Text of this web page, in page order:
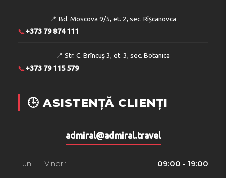
📍 Bd. Moscova 9/5, et. 2, sec. Rîșcanovca
📞+373 79 874 111
📍 Str. C. Brîncuș 3, et. 3, sec. Botanica
📞+373 79 115 579
🕒 ASISTENȚĂ CLIENȚI
admiral@admiral.travel
Luni — Vineri: 09:00 - 19:00